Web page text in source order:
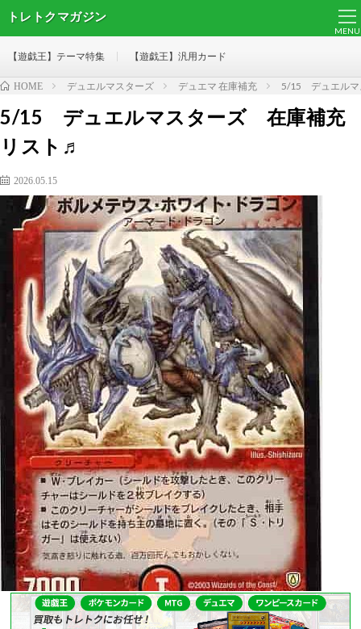
トレトクマガジン
MENU
【遊戯王】テーマ特集 【遊戯王】汎用カード
HOME デュエルマスターズ デュエマ 在庫補充 5/15 デュエル
5/15 デュエルマスターズ 在庫補充
リスト♬
2026.05.15